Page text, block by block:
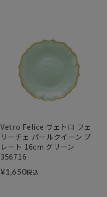
Vetro Felice ヴェトロ フェ
リーチェ パールクイーン プ
レート 16cm グリーン
356716
¥1,650税込